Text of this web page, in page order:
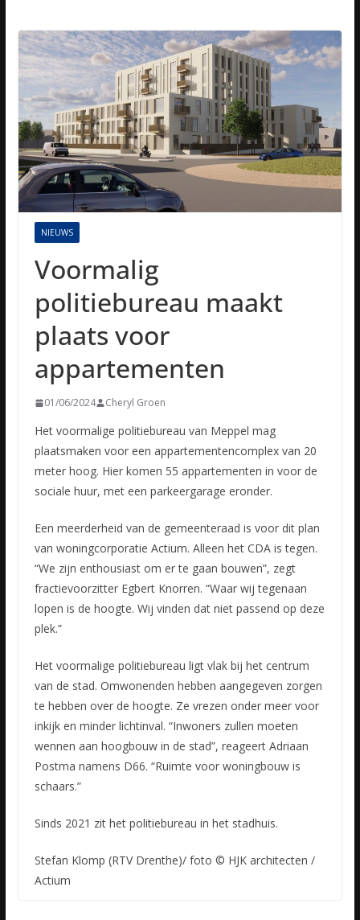
NIEUWS
Voormalig
politiebureau maakt
plaats voor
appartementen
01/06/2024 Cheryl Groen
Het voormalige politiebureau van Meppel mag
plaatsmaken voor een appartementencomplex van 20
meter hoog. Hier komen 55 appartementen in voor de
sociale huur, met een parkeergarage eronder.
Een meerderheid van de gemeenteraad is voor dit plan
van woningcorporatie Actium. Alleen het CDA is tegen.
“We zijn enthousiast om er te gaan bouwen”, zegt
fractievoorzitter Egbert Knorren. “Waar wij tegenaan
lopen is de hoogte. Wij vinden dat niet passend op deze
plek.”
Het voormalige politiebureau ligt vlak bij het centrum
van de stad. Omwonenden hebben aangegeven zorgen
te hebben over de hoogte. Ze vrezen onder meer voor
inkijk en minder lichtinval. “Inwoners zullen moeten
wennen aan hoogbouw in de stad”, reageert Adriaan
Postma namens D66. “Ruimte voor woningbouw is
schaars.”
Sinds 2021 zit het politiebureau in het stadhuis.
Stefan Klomp (RTV Drenthe)/ foto © HJK architecten /
Actium